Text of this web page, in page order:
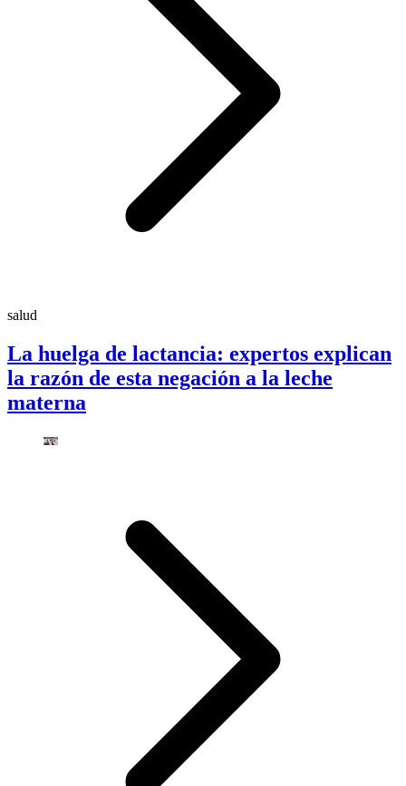
salud
La huelga de lactancia: expertos explican
la razón de esta negación a la leche
materna